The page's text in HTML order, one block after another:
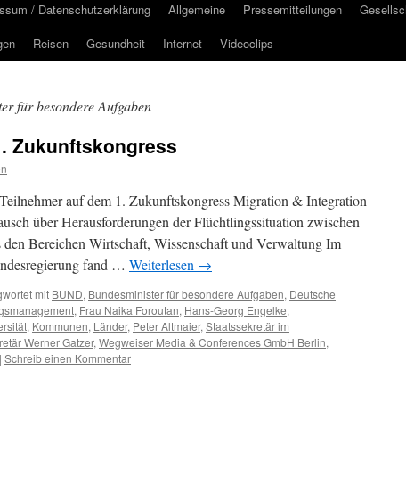
/ Datenschutzerklärung Allgemeine Pressemitteilungen
Reisen Gesundheit Internet Videoclips
für besondere Aufgaben
Zukunftskongress
auf dem 1. Zukunftskongress Migration & Integration
über Herausforderungen der Flüchtlingssituation zwischen
Bereichen Wirtschaft, Wissenschaft und Verwaltung Im
fand … Weiterlesen →
mit BUND, Bundesminister für besondere Aufgaben, Deutsche
, Frau Naika Foroutan, Hans-Georg Engelke,
, Kommunen, Länder, Peter Altmaier, Staatssekretär im
Werner Gatzer, Wegweiser Media & Conferences GmbH Berlin,
| Schreib einen Kommentar